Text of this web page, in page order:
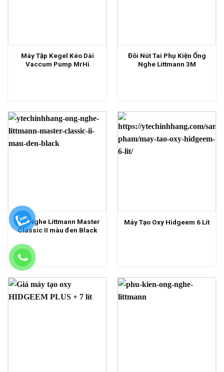
Máy Tập Kegel Kéo Dài
Vaccum Pump MrHi
Đôi Nút Tai Phụ Kiện Ống
Nghe Littmann 3M
Ống Nghe Littmann Master
Classic II màu đen Black
Máy Tạo Oxy Hidgeem 6 Lít